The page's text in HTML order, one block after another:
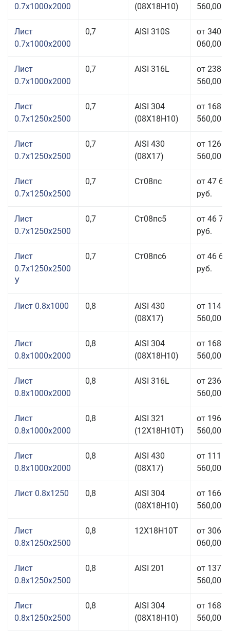
0.7x1000x2000 (08Х18Н10) 560,00
Лист
0.7x1000x2000
0,7 AISI 310S
от 340
060,00
Лист
0.7x1000x2000
0,7 AISI 316L
от 238
560,00
Лист
0.7x1250x2500
0,7
AISI 304
(08Х18Н10)
от 168
560,00
Лист
0.7x1250x2500
0,7
AISI 430
(08Х17)
от 126
560,00
Лист
0.7x1250x2500
0,7 Ст08пс
от 47
руб.
Лист
0.7x1250x2500
0,7 Ст08пс5
от 46
руб.
Лист
0.7x1250x2500
У
0,7 Ст08пс6
от 46
руб.
Лист 0.8x1000 0,8
AISI 430
(08Х17)
от 114
560,00
Лист
0.8x1000x2000
0,8
AISI 304
(08Х18Н10)
от 168
560,00
Лист
0.8x1000x2000
0,8 AISI 316L
от 236
560,00
Лист
0.8x1000x2000
0,8
AISI 321
(12Х18Н10Т)
от 196
560,00
Лист
0.8x1000x2000
0,8
AISI 430
(08Х17)
от 111
560,00
Лист 0.8x1250 0,8
AISI 304
(08Х18Н10)
от 166
560,00
Лист
0.8x1250x2500
0,8 12Х18Н10Т
от 306
060,00
Лист
0.8x1250x2500
0,8 AISI 201
от 137
560,00
Лист
0.8x1250x2500
0,8
AISI 304
(08Х18Н10)
от 168
560,00